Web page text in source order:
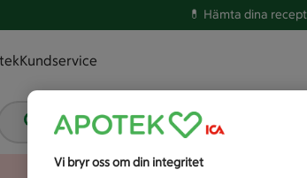
💊 Hämta dina
Kundservice
Vad letar du efter idag?
Vi bryr oss om din integritet